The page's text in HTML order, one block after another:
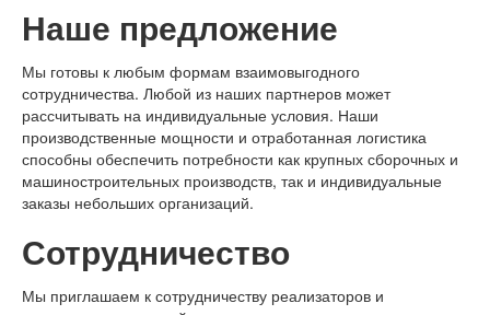
Наше предложение
Мы готовы к любым формам взаимовыгодного
сотрудничества. Любой из наших партнеров может
рассчитывать на индивидуальные условия. Наши
производственные мощности и отработанная логистика
способны обеспечить потребности как крупных сборочных и
машиностроительных производств, так и индивидуальные
заказы небольших организаций.
Сотрудничество
Мы приглашаем к сотрудничеству реализаторов и